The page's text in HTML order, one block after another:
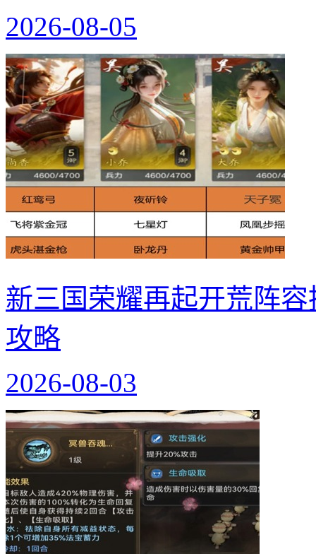
2026-08-05
新三国荣耀再起开荒阵
攻略
2026-08-03